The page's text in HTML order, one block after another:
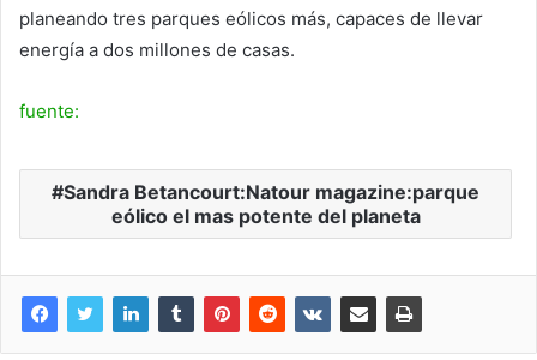
planeando tres parques eólicos más, capaces de llevar
energía a dos millones de casas.
fuente:
Sandra Betancourt:Natour magazine:parque
eólico el mas potente del planeta